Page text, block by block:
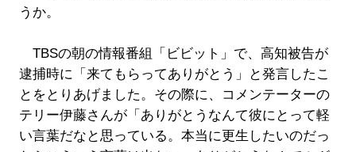
うか。
TBSの朝の情報番組「ビビット」で、高知被告が
逮捕時に「来てもらってありがとう」と発言したこ
とをとりあげました。その際に、コメンテーターの
テリー伊藤さんが「ありがとうなんて彼にとって軽
い言葉だなと思っている。本当に更生したいのだっ